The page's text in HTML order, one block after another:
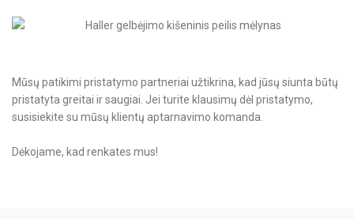
Mūsų patikimi pristatymo partneriai užtikrina, kad jūsų siunta būtų
pristatyta greitai ir saugiai. Jei turite klausimų dėl pristatymo,
susisiekite su mūsų klientų aptarnavimo komanda.
Dėkojame, kad renkates mus!